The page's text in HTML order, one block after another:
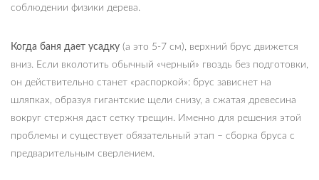
соблюдении физики дерева.
Когда баня дает усадку (а это 5-7 см), верхний брус движется
вниз. Если вколотить обычный «черный» гвоздь без подготовки,
он действительно станет «распоркой»: брус зависнет на
шляпках, образуя гигантские щели снизу, а сжатая древесина
вокруг стержня даст сетку трещин. Именно для решения этой
проблемы и существует обязательный этап – сборка бруса с
предварительным сверлением.